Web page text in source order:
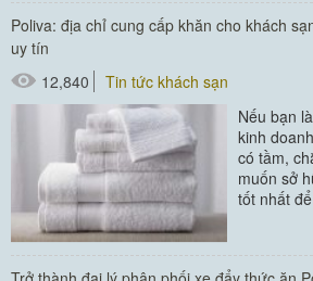
#ghế
Poliva: địa chỉ cung cấp khăn cho khách
uy tín
12,840
Tin tức khách sạn
Nếu bạn
kinh
có tầm,
muốn sở
tốt nhất
#áo